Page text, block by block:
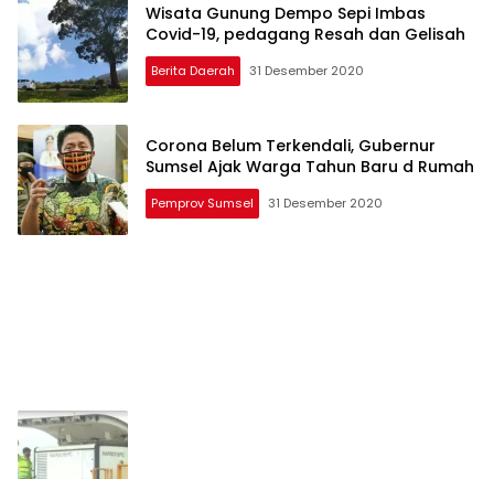
Wisata Gunung Dempo Sepi Imbas
Covid-19, pedagang Resah dan Gelisah
Berita Daerah 31 Desember 2020
Corona Belum Terkendali, Gubernur
Sumsel Ajak Warga Tahun Baru d Rumah
Pemprov Sumsel 31 Desember 2020